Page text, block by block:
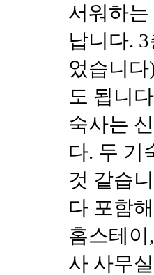
서워하
납니다. 3
었습니다
도 됩니다
숙사는
다. 두 기
것 같습
다 포함
홈스테이
사 사무